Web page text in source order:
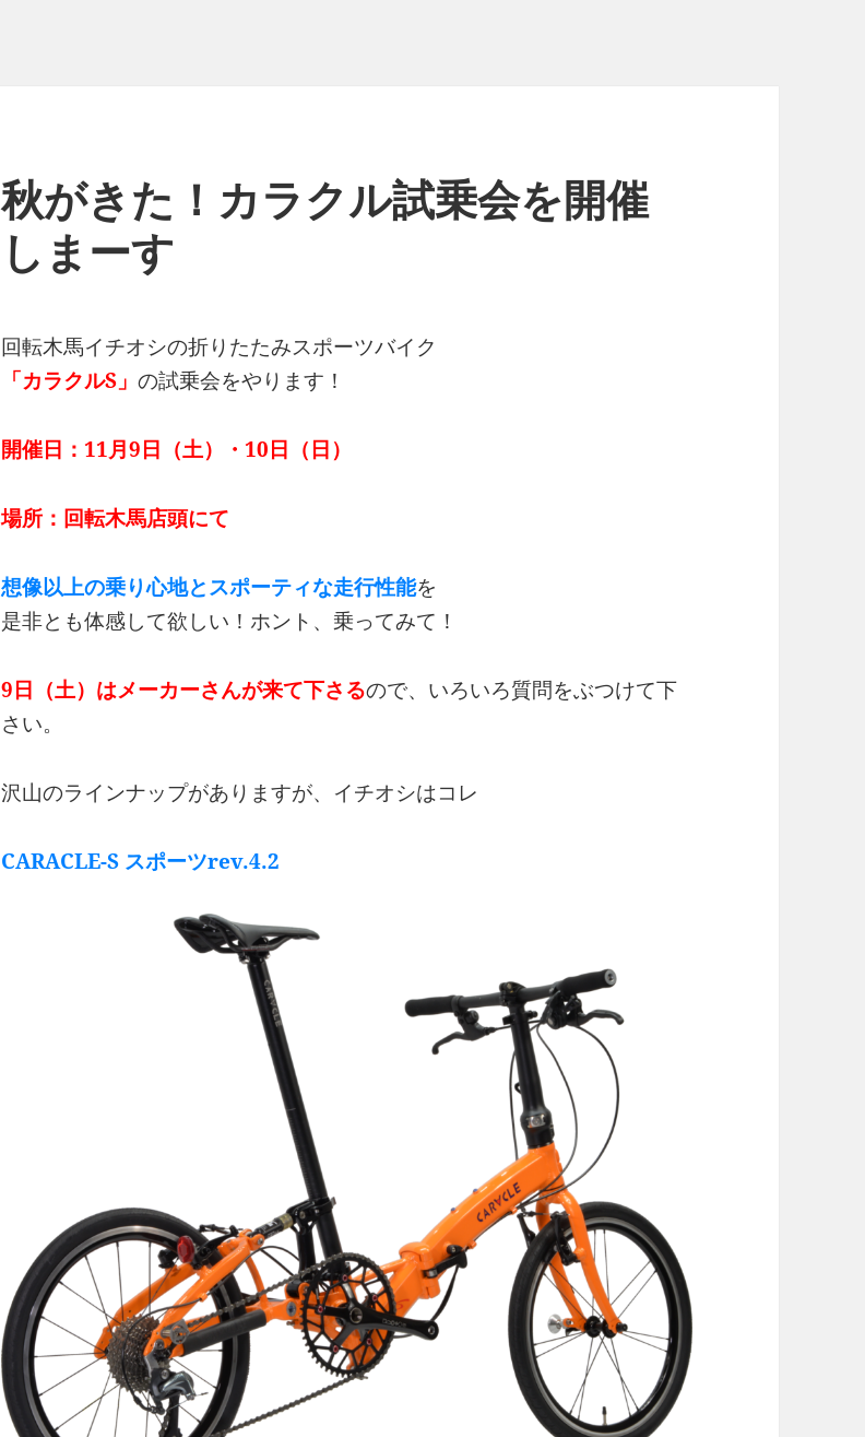
秋がきた！カラクル試乗会を開催
しまーす
回転木馬イチオシの折りたたみスポーツバイク
「カラクルS」の試乗会をやります！
開催日：11月9日（土）・10日（日）
場所：回転木馬店頭にて
想像以上の乗り心地とスポーティな走行性能を
是非とも体感して欲しい！ホント、乗ってみて！
9日（土）はメーカーさんが来て下さるので、いろいろ質問をぶつけて下
さい。
沢山のラインナップがありますが、イチオシはコレ
CARACLE-S スポーツrev.4.2